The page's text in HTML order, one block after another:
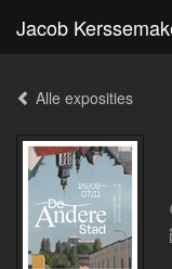
Alle exposities